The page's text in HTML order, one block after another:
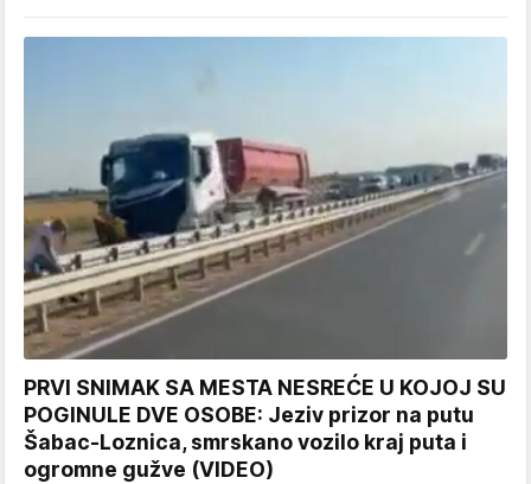
PRVI SNIMAK SA MESTA NESREĆE U KOJOJ SU
POGINULE DVE OSOBE: Jeziv prizor na putu
Šabac-Loznica, smrskano vozilo kraj puta i
ogromne gužve (VIDEO)